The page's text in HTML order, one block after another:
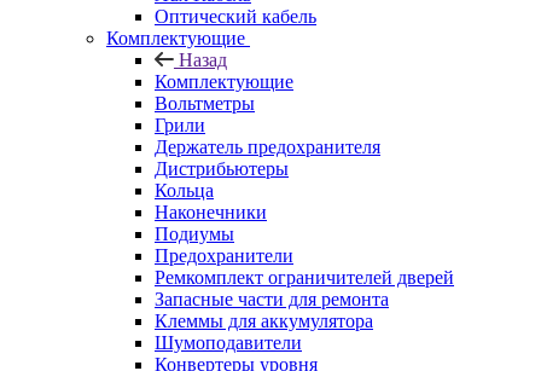
Оптический кабель
Комплектующие
Назад
Комплектующие
Вольтметры
Грили
Держатель предохранителя
Дистрибьютеры
Кольца
Наконечники
Подиумы
Предохранители
Ремкомплект ограничителей дверей
Запасные части для ремонта
Клеммы для аккумулятора
Шумоподавители
Конвертеры уровня